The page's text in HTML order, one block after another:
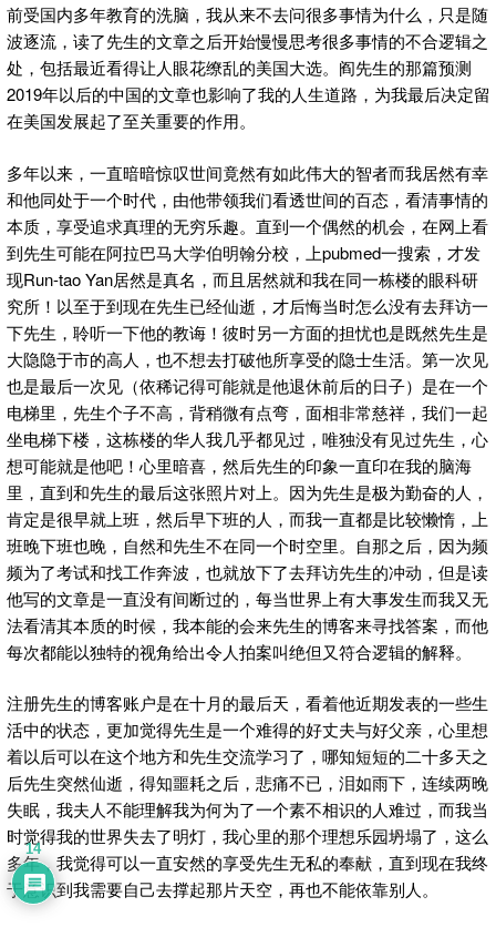
前受国内多年教育的洗脑，我从来不去问很多事情为什么，只是随
波逐流，读了先生的文章之后开始慢慢思考很多事情的不合逻辑之
处，包括最近看得让人眼花缭乱的美国大选。阎先生的那篇预测
2019年以后的中国的文章也影响了我的人生道路，为我最后决定留
在美国发展起了至关重要的作用。
多年以来，一直暗暗惊叹世间竟然有如此伟大的智者而我居然有幸
和他同处于一个时代，由他带领我们看透世间的百态，看清事情的
本质，享受追求真理的无穷乐趣。直到一个偶然的机会，在网上看
到先生可能在阿拉巴马大学伯明翰分校，上pubmed一搜索，才发
现Run-tao Yan居然是真名，而且居然就和我在同一栋楼的眼科研
究所！以至于到现在先生已经仙逝，才后悔当时怎么没有去拜访一
下先生，聆听一下他的教诲！彼时另一方面的担忧也是既然先生是
大隐隐于市的高人，也不想去打破他所享受的隐士生活。第一次见
也是最后一次见（依稀记得可能就是他退休前后的日子）是在一个
电梯里，先生个子不高，背稍微有点弯，面相非常慈祥，我们一起
坐电梯下楼，这栋楼的华人我几乎都见过，唯独没有见过先生，心
想可能就是他吧！心里暗喜，然后先生的印象一直印在我的脑海
里，直到和先生的最后这张照片对上。因为先生是极为勤奋的人，
肯定是很早就上班，然后早下班的人，而我一直都是比较懒惰，上
班晚下班也晚，自然和先生不在同一个时空里。自那之后，因为频
频为了考试和找工作奔波，也就放下了去拜访先生的冲动，但是读
他写的文章是一直没有间断过的，每当世界上有大事发生而我又无
法看清其本质的时候，我本能的会来先生的博客来寻找答案，而他
每次都能以独特的视角给出令人拍案叫绝但又符合逻辑的解释。
注册先生的博客账户是在十月的最后天，看着他近期发表的一些生
活中的状态，更加觉得先生是一个难得的好丈夫与好父亲，心里想
着以后可以在这个地方和先生交流学习了，哪知短短的二十多天之
后先生突然仙逝，得知噩耗之后，悲痛不已，泪如雨下，连续两晚
失眠，我夫人不能理解我为何为了一个素不相识的人难过，而我当
时觉得我的世界失去了明灯，我心里的那个理想乐园坍塌了，这么
多年，我觉得可以一直安然的享受先生无私的奉献，直到现在我终
于意识到我需要自己去撑起那片天空，再也不能依靠别人。
14